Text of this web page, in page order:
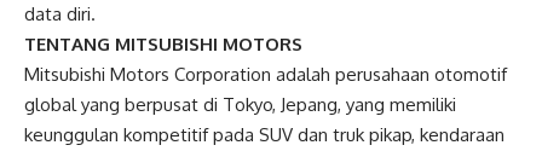
data diri.
TENTANG MITSUBISHI MOTORS
Mitsubishi Motors Corporation adalah perusahaan otomotif
global yang berpusat di Tokyo, Jepang, yang memiliki
keunggulan kompetitif pada SUV dan truk pikap, kendaraan